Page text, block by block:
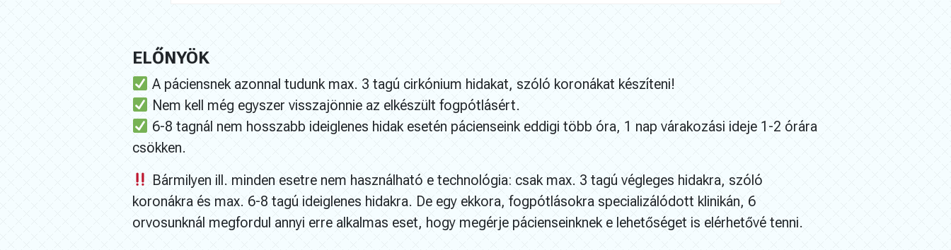
ELŐNYÖK
A páciensnek azonnal tudunk max. 3 tagú cirkónium hidakat, szóló koronákat készíteni!
Nem kell még egyszer visszajönnie az elkészült fogpótlásért.
6-8 tagnál nem hosszabb ideiglenes hidak esetén pácienseink eddigi több óra, 1 nap várakozási ideje 1-2 órára
csökken.
Bármilyen ill. minden esetre nem használható e technológia: csak max. 3 tagú végleges hidakra, szóló
koronákra és max. 6-8 tagú ideiglenes hidakra. De egy ekkora, fogpótlásokra specializálódott klinikán, 6
orvosunknál megfordul annyi erre alkalmas eset, hogy megérje pácienseinknek e lehetőséget is elérhetővé tenni.